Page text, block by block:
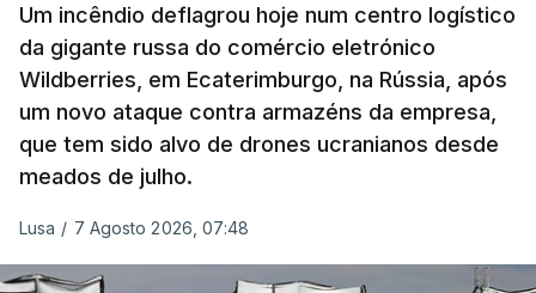
Um incêndio deflagrou hoje num centro logístico
da gigante russa do comércio eletrónico
Wildberries, em Ecaterimburgo, na Rússia, após
um novo ataque contra armazéns da empresa,
que tem sido alvo de drones ucranianos desde
meados de julho.
Lusa / 7 Agosto 2026, 07:48